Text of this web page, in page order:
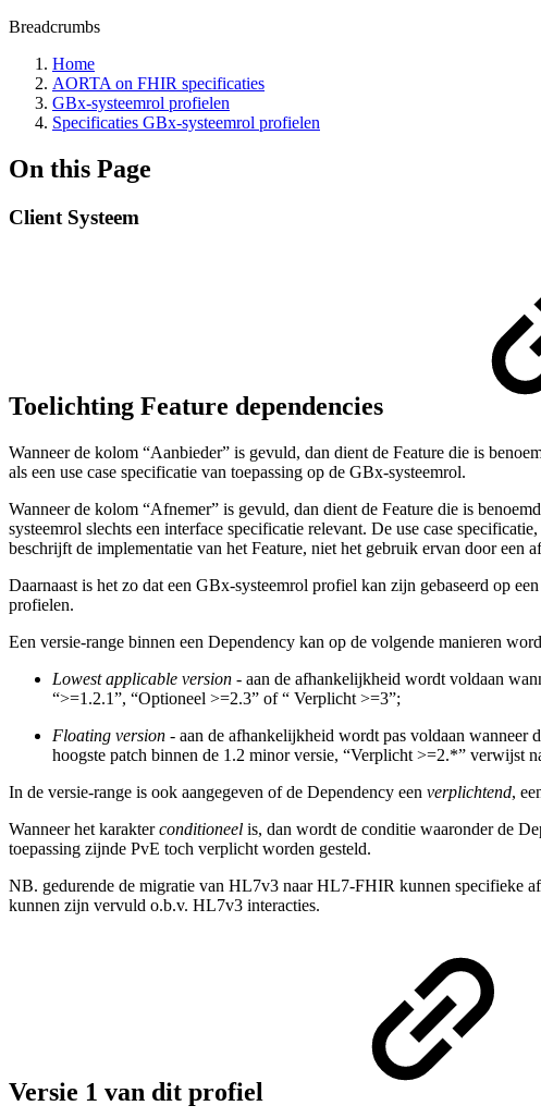
Breadcrumbs
Home
AORTA on FHIR specificaties
GBx-systeemrol profielen
Specificaties GBx-systeemrol profielen
On this Page
Client Systeem
Toelichting Feature dependencies
Wanneer de kolom “Aanbieder” is gevuld, dan dient de Feature die is
als een use case specificatie van toepassing op de GBx-systeemrol.
Wanneer de kolom “Afnemer” is gevuld, dan dient de Feature die is
systeemrol slechts een interface specificatie relevant. De use case
beschrijft de implementatie van het Feature, niet het gebruik ervan door een
Daarnaast is het zo dat een GBx-systeemrol profiel kan zijn gebaseerd op
profielen.
Een versie-range binnen een Dependency kan op de volgende manieren
Lowest applicable version - aan de afhankelijkheid wordt voldaan
“>=1.2.1”, “Optioneel >=2.3” of “ Verplicht >=3”;
Floating version - aan de afhankelijkheid wordt pas voldaan wanneer
hoogste patch binnen de 1.2 minor versie, “Verplicht >=2.*” verwijst
In de versie-range is ook aangegeven of de Dependency een verplichtend,
Wanneer het karakterconditioneel is, dan wordt de conditie waaronder de
toepassing zijnde PvE toch verplicht worden gesteld.
NB. gedurende de migratie van HL7v3 naar HL7-FHIR kunnen specifieke
kunnen zijn vervuld o.b.v. HL7v3 interacties.
Versie 1 van dit profiel